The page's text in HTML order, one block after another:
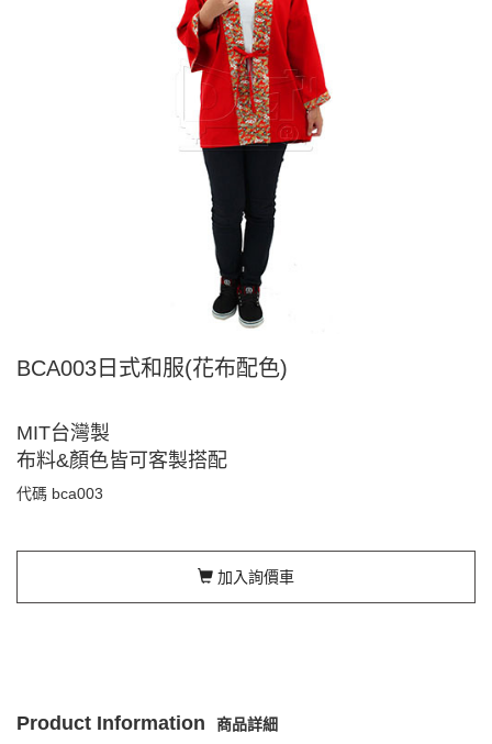
BCA003日式和服(花布配色)
MIT台灣製
布料&顏色皆可客製搭配
代碼 bca003
加入詢價車
Product Information 商品詳細